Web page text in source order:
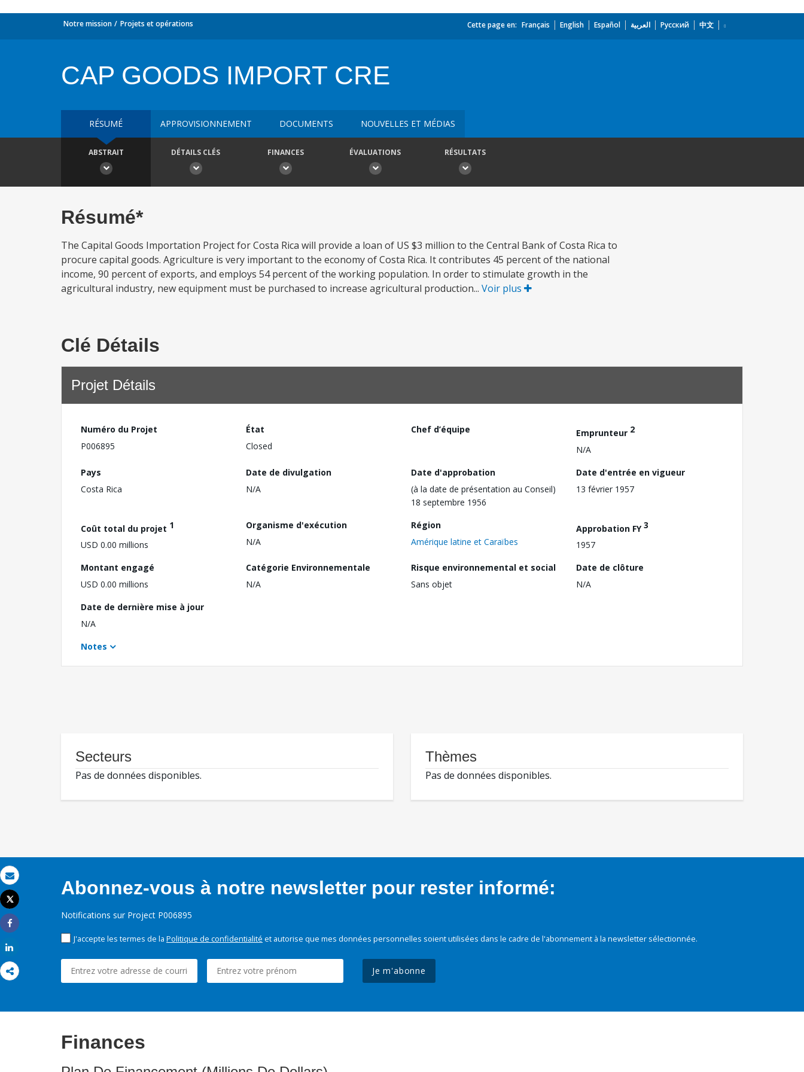
Email
Imprimer
Tweet
Share
Notre mission Projets et opérations Cette page en: Français English Español العربية Русский 中文
CAP GOODS IMPORT CRE
RÉSUMÉ APPROVISIONNEMENT DOCUMENTS NOUVELLES ET MÉDIAS
ABSTRAIT DÉTAILS CLÉS FINANCES ÉVALUATIONS RÉSULTATS
Résumé*
The Capital Goods Importation Project for Costa Rica will provide a loan of US $3 million to the Central Bank of Costa Rica to
procure capital goods. Agriculture is very important to the economy of Costa Rica. It contributes 45 percent of the national
income, 90 percent of exports, and employs 54 percent of the working population. In order to stimulate growth in the
agricultural industry, new equipment must be purchased to increase agricultural production... Voir plus
Clé Détails
Projet Détails
Numéro du Projet
P006895
État
Closed
Chef d’équipe Emprunteur 2
N/A
Pays
Costa Rica
Date de divulgation
N/A
Date d'approbation
(à la date de présentation au Conseil)
18 septembre 1956
Date d'entrée en vigueur
13 février 1957
Coût total du projet 1
USD 0.00 millions
Organisme d'exécution
N/A
Région
Amérique latine et Caraïbes
Approbation FY3
1957
Montant engagé
USD 0.00 millions
Catégorie Environnementale
N/A
Risque environnemental et social
Sans objet
Date de clôture
N/A
Date de dernière mise à jour
N/A
Notes
Secteurs
Pas de données disponibles.
Thèmes
Pas de données disponibles.
Abonnez-vous à notre newsletter pour rester informé:
Notifications sur Project P006895
J'accepte les termes de la Politique de confidentialité et autorise que mes données personnelles soient utilisées dans le cadre de l'abonnement à la newsletter sélectionnée.
Je m'abonne
Finances